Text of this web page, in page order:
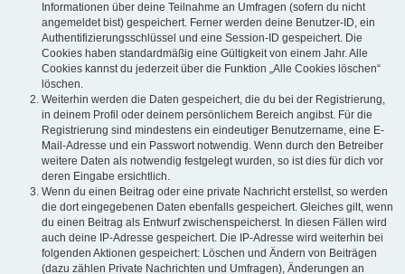
Informationen über deine Teilnahme an Umfragen (sofern du nicht
angemeldet bist) gespeichert. Ferner werden deine Benutzer-ID, ein
Authentifizierungsschlüssel und eine Session-ID gespeichert. Die
Cookies haben standardmäßig eine Gültigkeit von einem Jahr. Alle
Cookies kannst du jederzeit über die Funktion „Alle Cookies löschen“
löschen.
Weiterhin werden die Daten gespeichert, die du bei der Registrierung,
in deinem Profil oder deinem persönlichem Bereich angibst. Für die
Registrierung sind mindestens ein eindeutiger Benutzername, eine E-
Mail-Adresse und ein Passwort notwendig. Wenn durch den Betreiber
weitere Daten als notwendig festgelegt wurden, so ist dies für dich vor
deren Eingabe ersichtlich.
Wenn du einen Beitrag oder eine private Nachricht erstellst, so werden
die dort eingegebenen Daten ebenfalls gespeichert. Gleiches gilt, wenn
du einen Beitrag als Entwurf zwischenspeicherst. In diesen Fällen wird
auch deine IP-Adresse gespeichert. Die IP-Adresse wird weiterhin bei
folgenden Aktionen gespeichert: Löschen und Ändern von Beiträgen
(dazu zählen Private Nachrichten und Umfragen), Änderungen an